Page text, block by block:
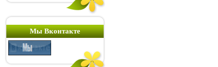
Мы Вконтакте